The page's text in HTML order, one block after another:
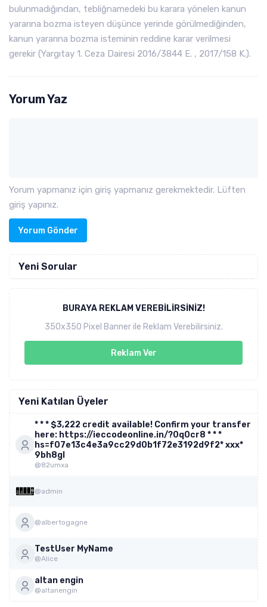
bulunmadığından, tebliğnamedeki bu karara yönelen kanun
yararına bozma isteyen düşünce yerinde görülmediğinden,
kanun yararına bozma isteminin reddine karar verilmesi
gerekir (Yargıtay 1. Ceza Dairesi 2016/3844 E. , 2017/158 K.).
Yorum Yaz
Yorum yapmanız için giriş yapmanız gerekmektedir. Lüften
giriş yapınız.
Yorum Gönder
Yeni Sorular
BURAYA REKLAM VEREBILIRSINIZ!
350x350 Pixel Banner ile Reklam Verebilirsiniz.
Reklam Ver
Yeni Katılan Üyeler
* * * $3,222 credit available! Confirm your transfer
here: https://ieccodeonline.in/?0q0cr8 * * *
hs=f07e13c4e3a9cc29d0b1f72e3192d9f2* ххх*
9bh8gl
@82umxa
@admin
@albertogagne
TestUser MyName
@Alice
altan engin
@altanengin